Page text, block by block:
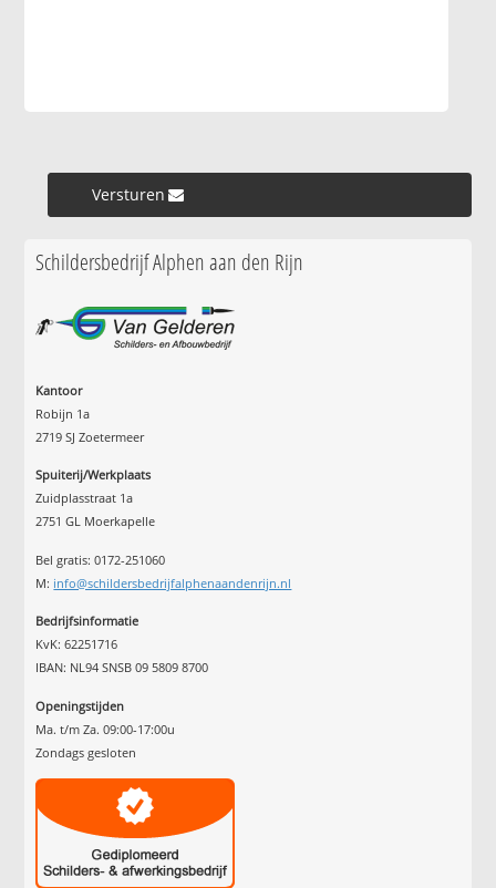
Versturen »
Schildersbedrijf Alphen aan den Rijn
Kantoor
Robijn 1a
2719 SJ Zoetermeer
Spuiterij/Werkplaats
Zuidplasstraat 1a
2751 GL Moerkapelle
Bel gratis: 0172-251060
M: info@schildersbedrijfalphenaandenrijn.nl
Bedrijfsinformatie
KvK: 62251716
IBAN: NL94 SNSB 09 5809 8700
Openingstijden
Ma. t/m Za. 09:00-17:00u
Zondags gesloten